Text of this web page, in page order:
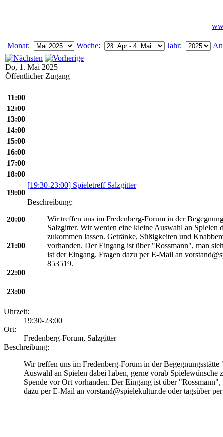
Monat: Woche: Jahr:
Do, 1. Mai 2025
Öffentlicher Zugang
11:00
12:00
13:00
14:00
15:00
16:00
17:00
18:00
19:00
[19:30-23:00] Spieletreff Salzgitter
Beschreibung:
Wir treffen uns im Fredenberg-Forum in der
Salzgitter. Wir werden eine kleine Auswahl an Spielen
zukommen lassen. Getränke, Süßigkeiten und
vorhanden. Der Eingang ist über "Rossmann", man
ist der Eingang. Fragen dazu per E-Mail an
853519.
20:00
21:00
22:00
23:00
Uhrzeit:
19:30-23:00
Ort:
Fredenberg-Forum, Salzgitter
Beschreibung:
Wir treffen uns im Fredenberg-Forum in der
Auswahl an Spielen dabei haben, gerne vorab
Spende vor Ort vorhanden. Der Eingang ist über
dazu per E-Mail an vorstand@spielekultur.de oder tagsüber